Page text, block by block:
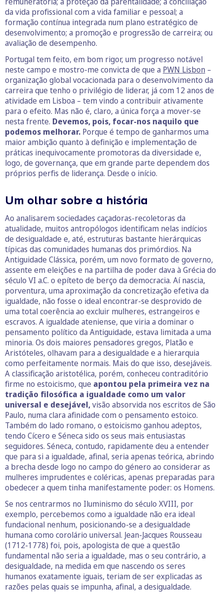
da vida profissional com a vida familiar e pessoal; a
formação contínua integrada num plano estratégico de
desenvolvimento; a promoção e progressão de carreira; ou
avaliação de desempenho.
Portugal tem feito, em bom rigor, um progresso notável
neste campo e mostro-me convicta de que a PWN Lisbon –
organização global vocacionada para o desenvolvimento da
carreira que tenho o privilégio de liderar, já com 12 anos de
atividade em Lisboa – tem vindo a contribuir ativamente
para o efeito. Mas não é, claro, a única força a mover-se
nesta frente. Devemos, pois, focar-nos naquilo que
podemos melhorar. Porque é tempo de ganharmos uma
maior ambição quanto à definição e implementação de
práticas inequivocamente promotoras da diversidade e,
logo, de governança, que em grande parte dependem dos
próprios perfis de liderança. Desde o início.
Um olhar sobre a história
Ao analisarem sociedades caçadoras-recoletoras da
atualidade, muitos antropólogos identificam nelas indícios
de desigualdade e, até, estruturas bastante hierárquicas
típicas das comunidades humanas dos primórdios. Na
Antiguidade Clássica, porém, um novo formato de governo,
assente em eleições e na partilha de poder dava à Grécia do
século VI a.C. o epíteto de berço da democracia. Aí nascia,
porventura, uma aproximação da concretização efetiva da
igualdade, não fosse o ideal encontrar-se desprovido de
uma total coerência ao excluir mulheres, estrangeiros e
escravos. A igualdade ateniense, que viria a dominar o
pensamento político da Antiguidade, estava limitada a uma
minoria. Os dois maiores pensadores gregos, Platão e
Aristóteles, olhavam para a desigualdade e a hierarquia
como perfeitamente normais. Mais do que isso, desejáveis.
A classificação aristotélica, porém, conheceu contraditório
firme no estoicismo, que apontou pela primeira vez na
tradição filosófica a igualdade como um valor
universal e desejável,visão absorvida nos escritos de São
Paulo, numa clara afinidade com o pensamento estoico.
Também do lado romano, o estoicismo ganhou adeptos,
tendo Cícero e Séneca sido os seus mais entusiastas
seguidores. Séneca, contudo, rapidamente deu a entender
que para si a igualdade, afinal, seria apenas teórica, abrindo
a brecha desde logo no campo do género ao considerar as
mulheres imprudentes e coléricas, apenas preparadas para
obedecer a quem tinha manifestamente poder: os Homens.
Se nos centrarmos no Iluminismo do século XVIII, por
exemplo, percebemos como a igualdade não era ideal
fundacional nenhum, posicionando-se a desigualdade
humana como corolário universal. Jean-Jacques Rousseau
(1712-1778) foi, pois, apologista de que a questão
fundamental não seria a igualdade, mas o seu contrário, a
desigualdade, na medida em que nascendo os seres
humanos exatamente iguais, teriam de ser explicadas as
razões pelas quais se impunha, afinal, a desigualdade.